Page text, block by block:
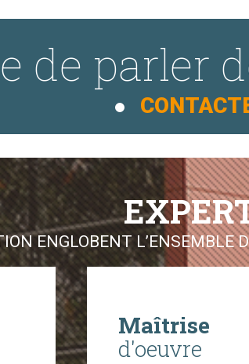
de parler
ENGLOBENT L’ENSEMBLE
Maîtrise
d'oeuvre